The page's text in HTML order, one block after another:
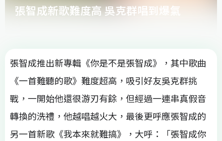
張智成新歌難度高 吳克群唱到爆氣
張智成推出新專輯《你是不是張智成》，其中歌曲
《一首難聽的歌》難度超高，吸引好友吳克群挑
戰，一開始他還很游刃有餘，但經過一連串真假音
轉換的洗禮，他越唱越火大，最後更呼應張智成的
另一首新歌《我本來就難搞》，大呼：「張智成你